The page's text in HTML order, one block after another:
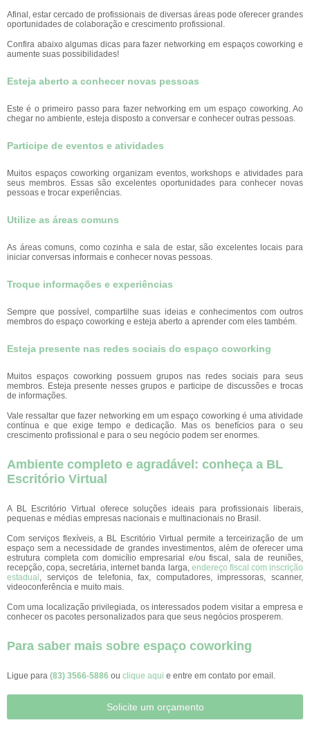
Afinal, estar cercado de profissionais de diversas áreas pode oferecer grandes
oportunidades de colaboração e crescimento profissional.
Confira abaixo algumas dicas para fazer networking em espaços coworking e
aumente suas possibilidades!
Esteja aberto a conhecer novas pessoas
Este é o primeiro passo para fazer networking em um espaço coworking. Ao
chegar no ambiente, esteja disposto a conversar e conhecer outras pessoas.
Participe de eventos e atividades
Muitos espaços coworking organizam eventos, workshops e atividades para
seus membros. Essas são excelentes oportunidades para conhecer novas
pessoas e trocar experiências.
Utilize as áreas comuns
As áreas comuns, como cozinha e sala de estar, são excelentes locais para
iniciar conversas informais e conhecer novas pessoas.
Troque informações e experiências
Sempre que possível, compartilhe suas ideias e conhecimentos com outros
membros do espaço coworking e esteja aberto a aprender com eles também.
Esteja presente nas redes sociais do espaço coworking
Muitos espaços coworking possuem grupos nas redes sociais para seus
membros. Esteja presente nesses grupos e participe de discussões e trocas
de informações.
Vale ressaltar que fazer networking em um espaço coworking é uma atividade
contínua e que exige tempo e dedicação. Mas os benefícios para o seu
crescimento profissional e para o seu negócio podem ser enormes.
Ambiente completo e agradável: conheça a BL
Escritório Virtual
A BL Escritório Virtual oferece soluções ideais para profissionais liberais,
pequenas e médias empresas nacionais e multinacionais no Brasil.
Com serviços flexíveis, a BL Escritório Virtual permite a terceirização de um
espaço sem a necessidade de grandes investimentos, além de oferecer uma
estrutura completa com domicílio empresarial e/ou fiscal, sala de reuniões,
recepção, copa, secretária, internet banda larga, endereço fiscal com inscrição
estadual , serviços de telefonia, fax, computadores, impressoras, scanner,
videoconferência e muito mais.
Com uma localização privilegiada, os interessados podem visitar a empresa e
conhecer os pacotes personalizados para que seus negócios prosperem.
Para saber mais sobre espaço coworking
Ligue para (83) 3566-5886 ou clique aqui e entre em contato por email.
Solicite um orçamento